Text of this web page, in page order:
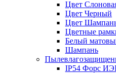
Цвет
Цвет Черный
Цвет
Цветные
Белый
Шампань
IP54 Форс